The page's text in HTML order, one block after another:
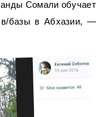
Сомали обучает
в/базы в Абхазии, —